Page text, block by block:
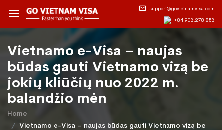
support@govietnamvisa.com
+84.903.278.853
Vietnamo e-Visa – naujas
būdas gauti Vietnamo vizą be
jokių kliūčių nuo 2022 m.
balandžio mėn
Home
Vietnamo e-Visa – naujas būdas gauti Vietnamo vizą be